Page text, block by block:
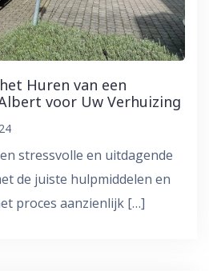
Huren van een
voor Uw Verhuizing
stressvolle en uitdagende
de juiste hulpmiddelen en
proces aanzienlijk […]